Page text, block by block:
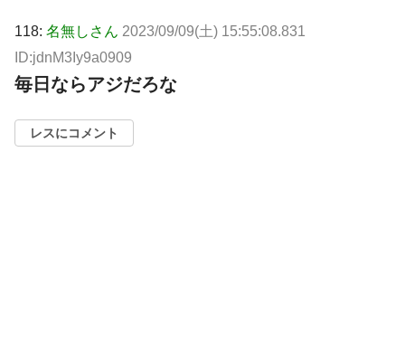
118: 名無しさん 2023/09/09(土) 15:55:08.831
ID:jdnM3Iy9a0909
毎日ならアジだろな
レスにコメント